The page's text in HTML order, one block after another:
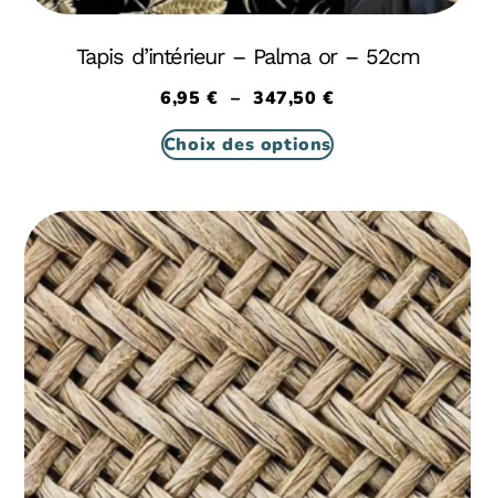
Tapis d’intérieur – Palma or – 52cm
6,95€ – 347,50€
Choix des options